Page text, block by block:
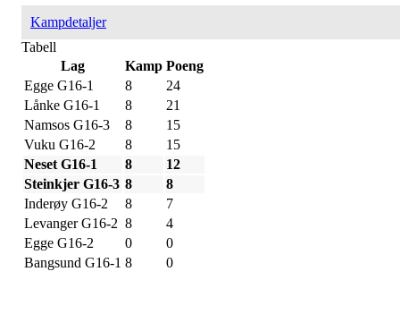
Kampdetaljer
Tabell
Lag
Kamp Poeng
Egge G16-1
8
24
Lånke G16-1
8
21
Namsos G16-3
8
15
Vuku G16-2
8
15
Neset G16-1
8
12
Steinkjer G16-3 8
8
Inderøy G16-2
8
7
Levanger G16-2 8
4
Egge G16-2
0
0
Bangsund G16-1 8 0